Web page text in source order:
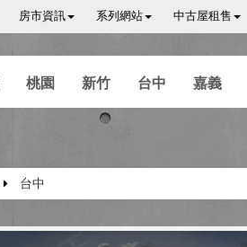
房市資訊 系列網站 中古屋租售
桃園 新竹 台中 嘉義
台中